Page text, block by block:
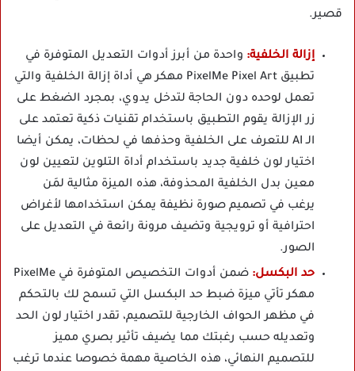
قصير.
إزالة الخلفية: واحدة من أبرز أدوات التعديل المتوفرة في
تطبيق PixelMe Pixel Art مهكر هي أداة إزالة الخلفية والتي
تعمل لوحده دون الحاجة لتدخل يدوي، بمجرد الضغط على
زر الإزالة يقوم التطبيق باستخدام تقنيات ذكية تعتمد على
الـ AI للتعرف على الخلفية وحذفها في لحظات، يمكن أيضا
اختيار لون خلفية جديد باستخدام أداة التلوين لتعيين لون
معين بدل الخلفية المحذوفة، هذه الميزة مثالية لمَن
يرغب في تصميم صورة نظيفة يمكن استخدامها لأغراض
احترافية أو ترويجية وتضيف مرونة رائعة في التعديل على
الصور.
حد البكسل:
ضمن أدوات التخصيص المتوفرة في PixelMe
مهكر تأتي ميزة ضبط حد البكسل التي تسمح لك بالتحكم
في مظهر الحواف الخارجية للتصميم، تقدر اختيار لون الحد
وتعديله حسب رغبتك مما يضيف تأثير بصري مميز
للتصميم النهائي، هذه الخاصية مهمة خصوصا عندما ترغب